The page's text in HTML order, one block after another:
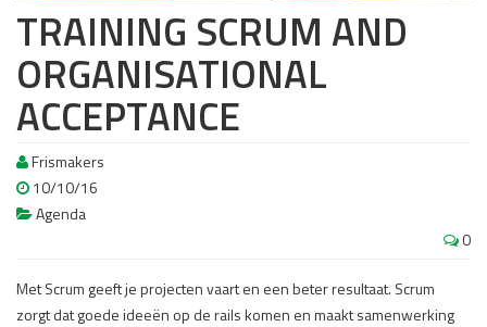
TRAINING SCRUM AND
ORGANISATIONAL
ACCEPTANCE
Frismakers
10/10/16
Agenda
0
Met Scrum geeft je projecten vaart en een beter resultaat. Scrum
zorgt dat goede ideeën op de rails komen en maakt samenwerking